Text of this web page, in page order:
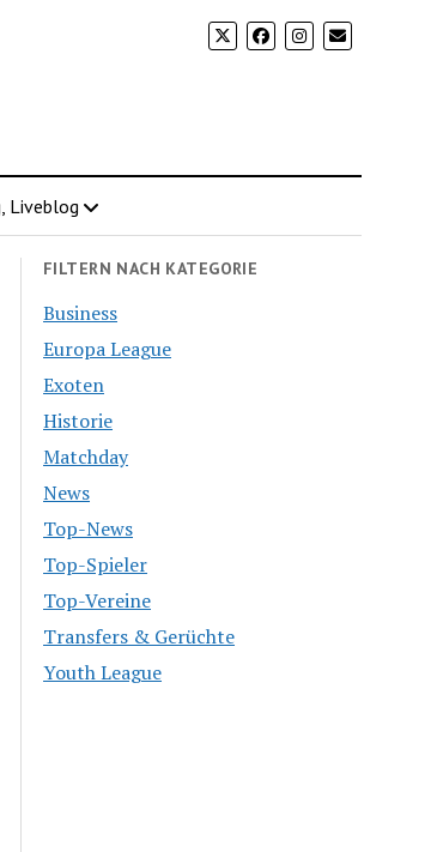
Liveblog
FILTERN NACH KATEGORIE
Business
Europa League
Exoten
Historie
Matchday
News
Top-News
Top-Spieler
Top-Vereine
Transfers & Gerüchte
Youth League